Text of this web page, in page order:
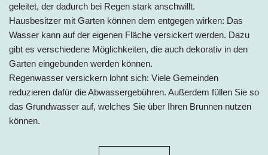
geleitet, der dadurch bei Regen stark anschwillt.
Hausbesitzer mit Garten können dem entgegen wirken: Das
Wasser kann auf der eigenen Fläche versickert werden. Dazu
gibt es verschiedene Möglichkeiten, die auch dekorativ in den
Garten eingebunden werden können.
Regenwasser versickern lohnt sich: Viele Gemeinden
reduzieren dafür die Abwassergebühren. Außerdem füllen Sie so
das Grundwasser auf, welches Sie über Ihren Brunnen nutzen
können.